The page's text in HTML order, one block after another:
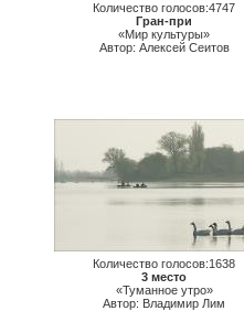
Количество голосов:4747
Гран-при
«Мир культуры»
Автор: Алексей Сеитов
Количество голосов:1638
3 место
«Туманное утро»
Автор: Владимир Лим